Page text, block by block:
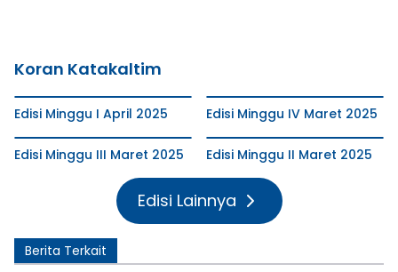
Koran Katakaltim
Edisi Minggu I April 2025 Edisi Minggu IV Maret 2025
Edisi Minggu III Maret 2025 Edisi Minggu II Maret 2025
Edisi Lainnya
Berita Terkait